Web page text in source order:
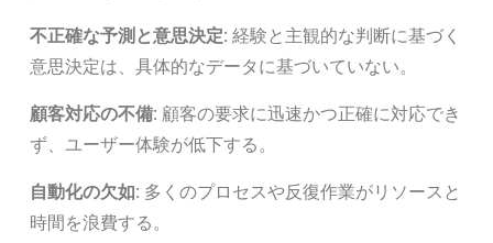
不正確な予測と意思決定: 経験と主観的な判断に基づく
意思決定は、具体的なデータに基づいていない。
顧客対応の不備: 顧客の要求に迅速かつ正確に対応でき
ず、ユーザー体験が低下する。
自動化の欠如: 多くのプロセスや反復作業がリソースと
時間を浪費する。